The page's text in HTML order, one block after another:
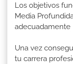
Los objetivos
Media
adecuadamente
Una vez
tu carrera